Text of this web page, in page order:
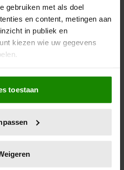
gebruiken met als doel
en content, metingen aan
in publiek en
kiezen wie uw gegevens
ook graag:
over uw geografische
meter nauwkeurig kan zijn
eigenschappen (fingerprinting)
in het
toestaan